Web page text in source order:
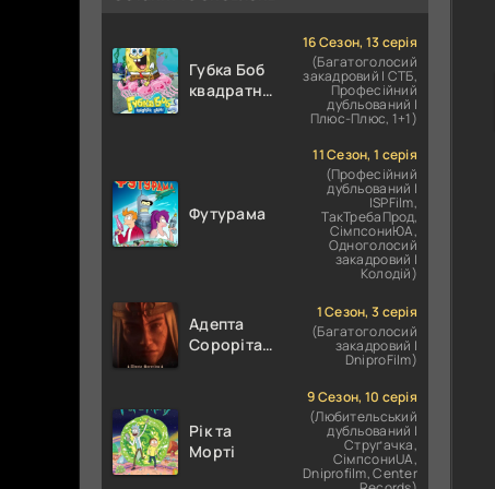
Губка Боб
квадратні
16 Сезон, 13 серія
(Багатоголосий
закадровий | СТБ,
Професійний
дубльований |
Плюс-Плюс, 1+1)
Футурама
11 Сезон, 1 серія
(Професійний
дубльований |
ІSPFilm,
ТакТребаПрод,
СімпсониЮА,
Одноголосий
закадровий |
Колодій)
Адепта
Сорорітас:
1 Сезон, 3 серія
(Багатоголосий
закадровий |
DniproFilm)
Рік та
Морті
9 Сезон, 10 серія
(Любительський
дубльований |
Струґачка,
СімпсониUA,
Dniprofilm, Center